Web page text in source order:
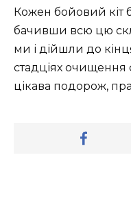
Кожен бойовий
бачивши всю цю
ми і дійшли до
стадціях очищення
цікава подорож,